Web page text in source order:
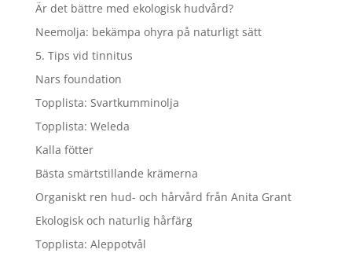
Är det bättre med ekologisk hudvård?
Neemolja: bekämpa ohyra på naturligt sätt
5. Tips vid tinnitus
Nars foundation
Topplista: Svartkumminolja
Topplista: Weleda
Kalla fötter
Bästa smärtstillande krämerna
Organiskt ren hud- och hårvård från Anita Grant
Ekologisk och naturlig hårfärg
Topplista: Aleppotvål